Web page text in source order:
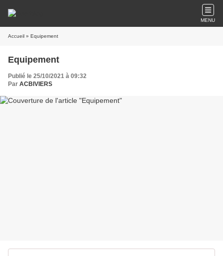
MENU
Accueil » Equipement
Equipement
Publié le 25/10/2021 à 09:32
Par ACBIVIERS